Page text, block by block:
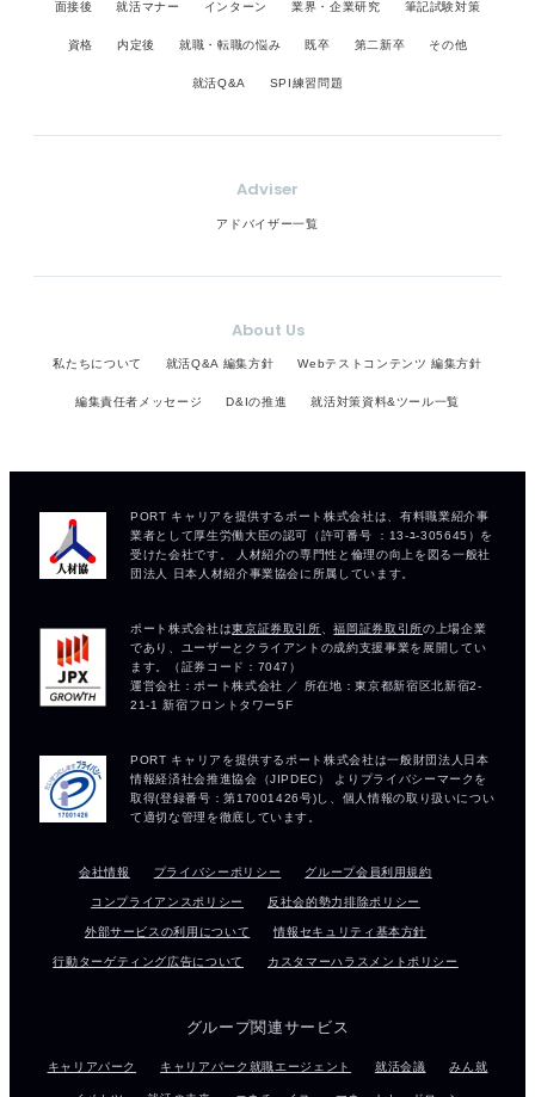
面接後 就活マナー インターン 業界・企業研究 筆記試験対策
資格 内定後 就職・転職の悩み 既卒 第二新卒 その他
就活Q&A SPI練習問題
Adviser
アドバイザー一覧
About Us
私たちについて 就活Q&A 編集方針 Webテストコンテンツ 編集方針
編集責任者メッセージ D&Iの推進 就活対策資料&ツール一覧
会社情報 プライバシーポリシー グループ会員利用規約
コンプライアンスポリシー 反社会的勢力排除ポリシー
外部サービスの利用について 情報セキュリティ基本方針
行動ターゲティング広告について カスタマーハラスメントポリシー